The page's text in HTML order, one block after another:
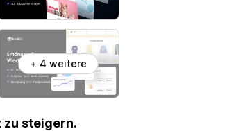
+ 4 weitere
steigern.